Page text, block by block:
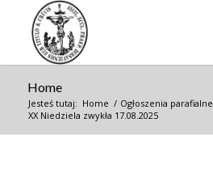
Home
Jesteś tutaj: Home / Ogłoszenia parafialne
XX Niedziela zwykła 17.08.2025